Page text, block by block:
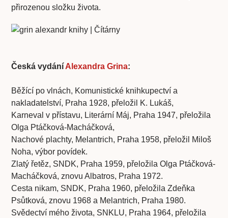
přirozenou složku života.
Česká vydání Alexandra Grina:
Běžící po vlnách, Komunistické knihkupectví a
nakladatelství, Praha 1928, přeložil K. Lukáš,
Karneval v přístavu, Literární Máj, Praha 1947, přeložila
Olga Ptáčková-Macháčková,
Nachové plachty, Melantrich, Praha 1958, přeložil Miloš
Noha, výbor povídek.
Zlatý řetěz, SNDK, Praha 1959, přeložila Olga Ptáčková-
Macháčková, znovu Albatros, Praha 1972.
Cesta nikam, SNDK, Praha 1960, přeložila Zdeňka
Psůtková, znovu 1968 a Melantrich, Praha 1980.
Svědectví mého života, SNKLU, Praha 1964, přeložila